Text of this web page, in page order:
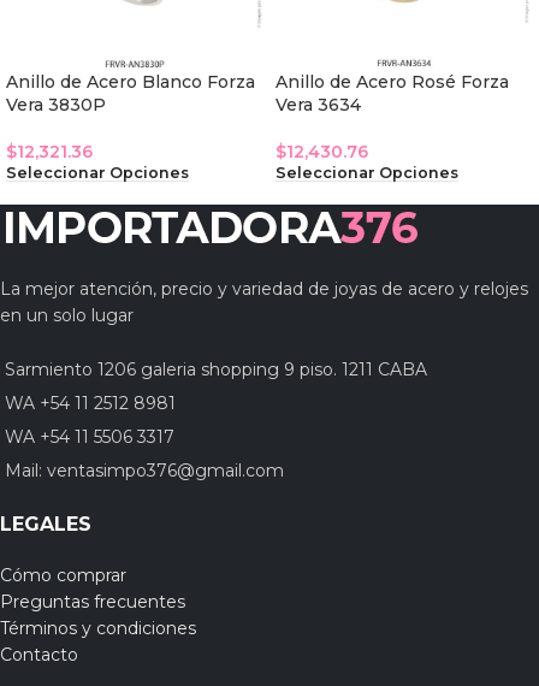
Anillo de Acero Blanco Forza
Vera 3830P
$12,321.36
Seleccionar Opciones
Anillo de Acero Rosé Forza
Vera 3634
$12,430.76
Seleccionar Opciones
La mejor atención, precio y variedad de joyas de acero y relojes
en un solo lugar
Sarmiento 1206 galeria shopping 9 piso. 1211 CABA
WA +54 11 2512 8981
WA +54 11 5506 3317
Mail: ventasimpo376@gmail.com
LEGALES
Cómo comprar
Preguntas frecuentes
Términos y condiciones
Contacto